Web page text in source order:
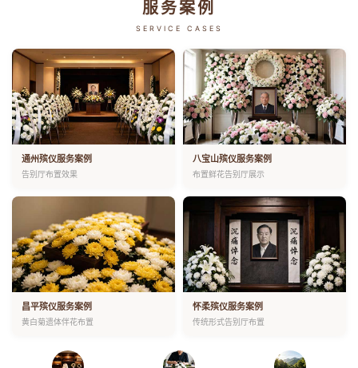
服务案例
SERVICE CASES
通州殡仪服务案例
告别厅布置效果
八宝山殡仪服务案例
布置鲜花告别厅展示
昌平殡仪服务案例
黄白菊遗体伴花布置
怀柔殡仪服务案例
传统形式告别厅布置